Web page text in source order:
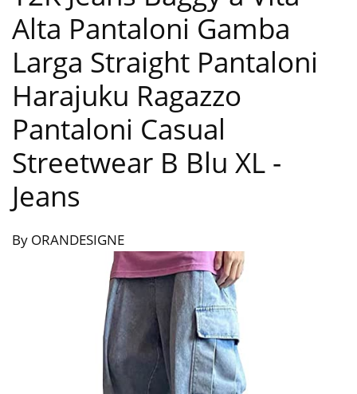
Alta Pantaloni Gamba
Larga Straight Pantaloni
Harajuku Ragazzo
Pantaloni Casual
Streetwear B Blu XL -
Jeans
By ORANDESIGNE